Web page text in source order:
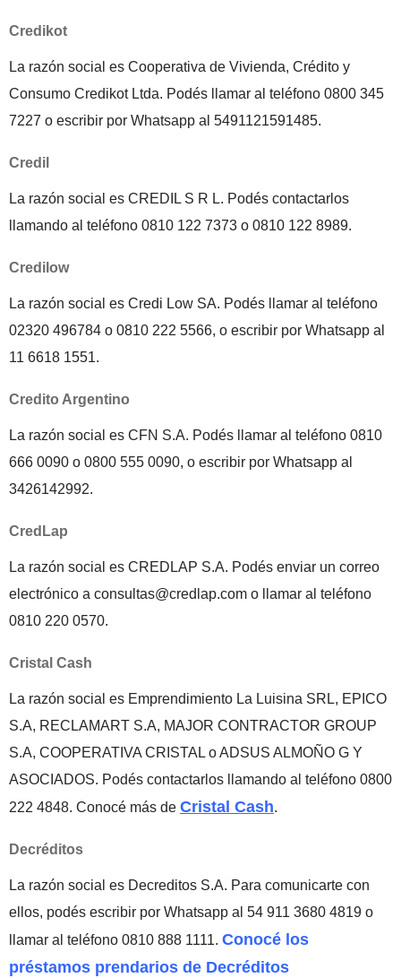
Credikot
La razón social es Cooperativa de Vivienda, Crédito y
Consumo Credikot Ltda. Podés llamar al teléfono 0800 345
7227 o escribir por Whatsapp al 5491121591485.
Credil
La razón social es CREDIL S R L. Podés contactarlos
llamando al teléfono 0810 122 7373 o 0810 122 8989.
Credilow
La razón social es Credi Low SA. Podés llamar al teléfono
02320 496784 o 0810 222 5566, o escribir por Whatsapp al
11 6618 1551.
Credito Argentino
La razón social es CFN S.A. Podés llamar al teléfono 0810
666 0090 o 0800 555 0090, o escribir por Whatsapp al
3426142992.
CredLap
La razón social es CREDLAP S.A. Podés enviar un correo
electrónico a consultas@credlap.com o llamar al teléfono
0810 220 0570.
Cristal Cash
La razón social es Emprendimiento La Luisina SRL, EPICO
S.A, RECLAMART S.A, MAJOR CONTRACTOR GROUP
S.A, COOPERATIVA CRISTAL o ADSUS ALMOÑO G Y
ASOCIADOS. Podés contactarlos llamando al teléfono 0800
222 4848. Conocé más de Cristal Cash.
Decréditos
La razón social es Decreditos S.A. Para comunicarte con
ellos, podés escribir por Whatsapp al 54 911 3680 4819 o
llamar al teléfono 0810 888 1111. Conocé los
préstamos prendarios de Decréditos